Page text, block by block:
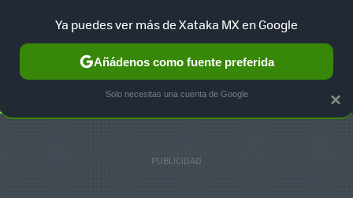
SELECCIÓN GAMING HOME AUTO TERRITORIO
×
Ya puedes ver más de Xataka MX en Google
Añádenos como fuente preferida
Solo necesitas una cuenta de Google